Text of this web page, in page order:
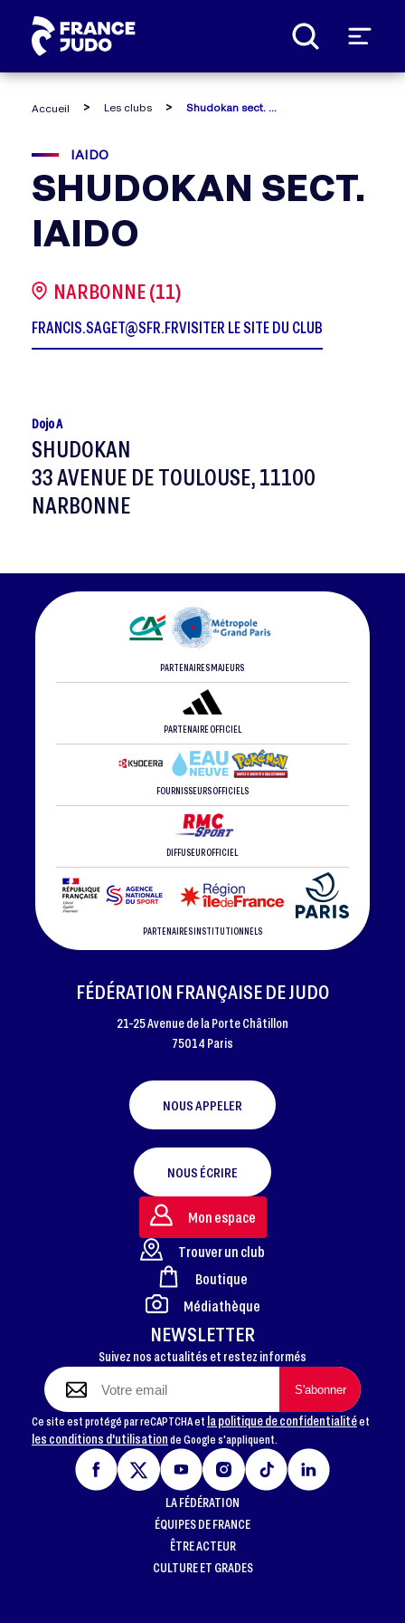
Accueil Les clubs
IAIDO
SHUDOKAN SECT.
IAIDO
NARBONNE (11)
FRANCIS.SAGET@SFR.FRVISITER LE SITE DU CLUB
Dojo A
SHUDOKAN
33 AVENUE DE TOULOUSE, 11100
NARBONNE
PARTENAIRES MAJEURS
PARTENAIRE OFFICIEL
FOURNISSEURS OFFICIELS
DIFFUSEUR OFFICIEL
PARTENAIRES INSTITUTIONNELS
FOOTER
FÉDÉRATION FRANÇAISE DE JUDO
21-25 Avenue de la Porte Châtillon
75014 Paris
NOUS APPELER
NOUS ÉCRIRE
NEWSLETTER
Suivez nos actualités et restez informés
Ce site est protégé par reCAPTCHA et la politique de confidentialitéet
les conditions d'utilisationde Google s'appliquent.
Mon espace
Trouver un club
Boutique
Médiathèque
LA FÉDÉRATION
ÉQUIPES DE FRANCE
ÊTRE ACTEUR
CULTURE ET GRADES